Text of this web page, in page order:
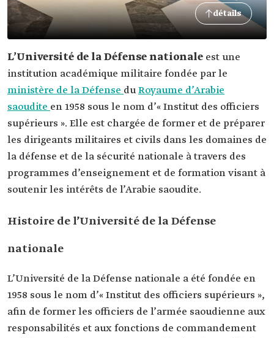
détails
L’Université de la Défense nationale estune
institution académique militaire fondée par le
ministère de la Défense duRoyaume d’Arabie
saoudite en 1958 sous le nom d’« Institut des officiers
supérieurs ». Elle est chargée de former et de préparer
les dirigeants militaires et civils dans les domaines de
la défense et de la sécurité nationale à travers des
programmes d’enseignement et de formation visant à
soutenir les intérêts de l’Arabie saoudite.
Histoire de l’Université de la Défense
nationale
L’Université de la Défense nationale a été fondée en
1958 sous le nom d’« Institut des officiers supérieurs »,
afin de former les officiers de l’armée saoudienne aux
responsabilités et aux fonctions de commandement